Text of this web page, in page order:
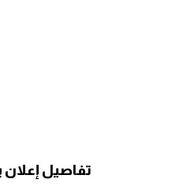
​تفاصيل إعلان